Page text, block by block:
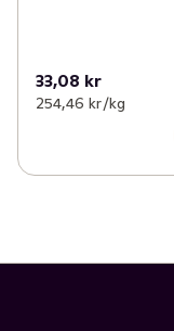
33,08 kr
254,46 kr /kg